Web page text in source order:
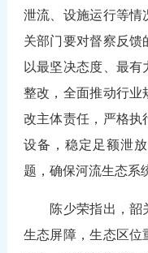
泄流、设施运行等情
关部门要对督察反馈
以最坚决态度、最有
整改，全面推动行业
改主体责任，严格执
设备，稳定足额泄
题，确保河流生态
陈少荣指出，韶关
生态屏障，生态区位